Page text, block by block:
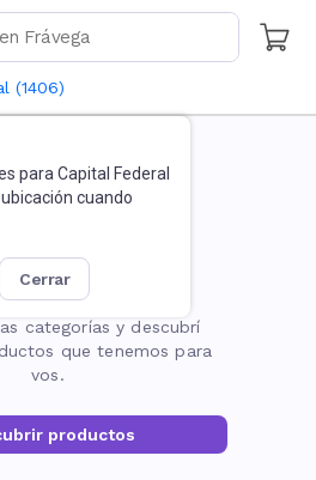
(1406)
para Capital Federal
cuando
cerrar
no existe
categorías y descubrí
que tenemos para
vos.
productos